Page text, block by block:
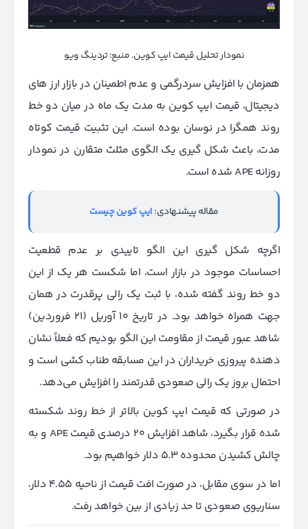
نمودار تحلیل قیمت ایپ کوین. منبع: تردینگ ویو
همزمان با افزایش سردرگمی و عدم اطمینان در بازار ارز های
دیجیتال، قیمت ایپ‌ کوین به مدت یک ماه در میان دو خط
روند همگرا در نوسان بوده است. این تثبیت قیمت کوتاه
مدت، باعث شکل گیری یک الگوی مثلث متقارن در نمودار
روزانه APE شده است.
مقاله پیشنهادی:ایپ کوین چیست
اگرچه شکل گیری این الگو تاییدی بر عدم قطعیت
احساسات موجود در بازار است، اما شکست هر یک از این
دو خط روند گفته شده، با ثبت یک رالی پرقدرت در همان
جهت همراه خواهد بود. در تاریخ 10 آوریل (21 فروردین)
شاهد عبور قیمت از مقاومت این الگو بودیم که فعلاً نشان
دهنده پیروزی خریداران در این مسابقه طناب کشی است و
احتمال بروز یک رالی صعودی قدرتمند را افزایش می‌دهد.
در صورتی که قیمت ایپ کوین بالاتر از خط روند شکسته
شده قرار بگیرد، شاهد افزایش 20 درصدی قیمت APE و به
چالش کشیدن محدوده 5.3 دلار خواهیم بود.
اما در سوی مقابل، در صورت افت قیمت از ناحیه 4.55 دلار،
سناریوی صعودی تا حد زیادی از بین خواهد رفت.